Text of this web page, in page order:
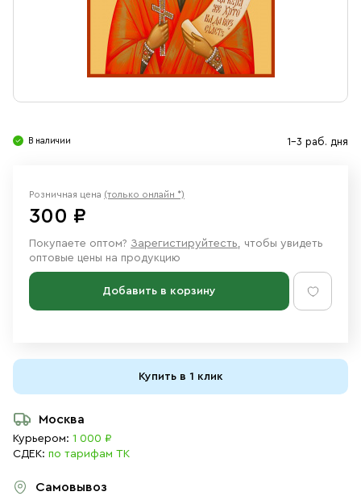
Ювелирные изделия
В наличии 1-3 раб. дня
Розничная цена (только онлайн *)
300 ₽
Покупаете оптом? Зарегистируйтесть, чтобы увидеть
оптовые цены на продукцию
Добавить в корзину
Купить в 1 клик
Москва
Курьером: 1 000 ₽
СДЕК: по тарифам ТК
Самовывоз